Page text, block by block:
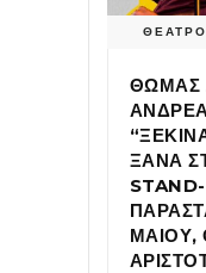
ΘΕΑΤΡΟ
ΘΩΜΑΣ
ΞΑΝΑ
ΜΑΙΟΥ,